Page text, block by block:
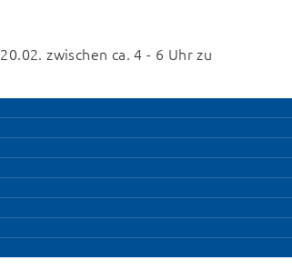
zwischen ca. 4 - 6 Uhr zu